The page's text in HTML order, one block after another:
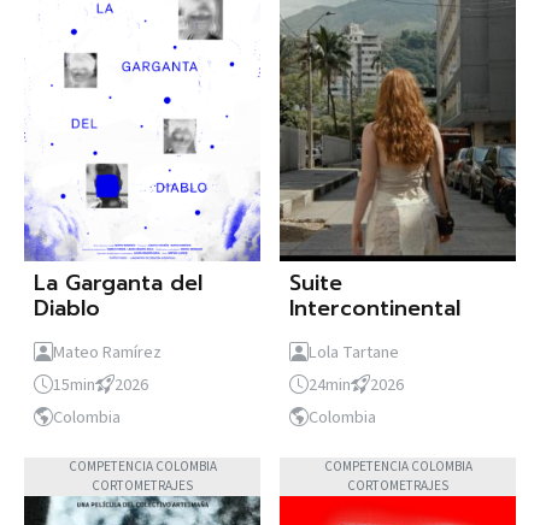
La Garganta del
Diablo
Mateo Ramírez
15min
2026
Colombia
Suite
Intercontinental
Lola Tartane
24min
2026
Colombia
COMPETENCIA COLOMBIA
CORTOMETRAJES
COMPETENCIA COLOMBIA
CORTOMETRAJES